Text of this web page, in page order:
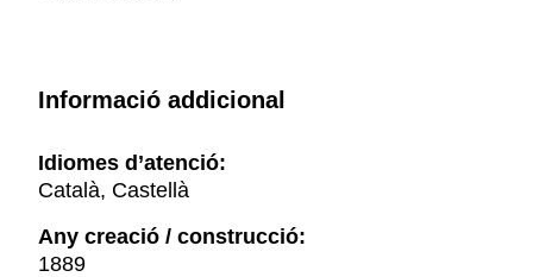
Informació addicional
Idiomes d’atenció:
Català, Castellà
Any creació / construcció:
1889